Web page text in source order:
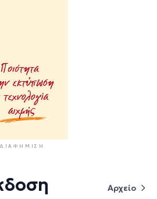
ΔΙΑΦΉΜΙΣΗ
Αρχείο